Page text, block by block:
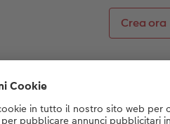
Crea ora
ringraziamento in